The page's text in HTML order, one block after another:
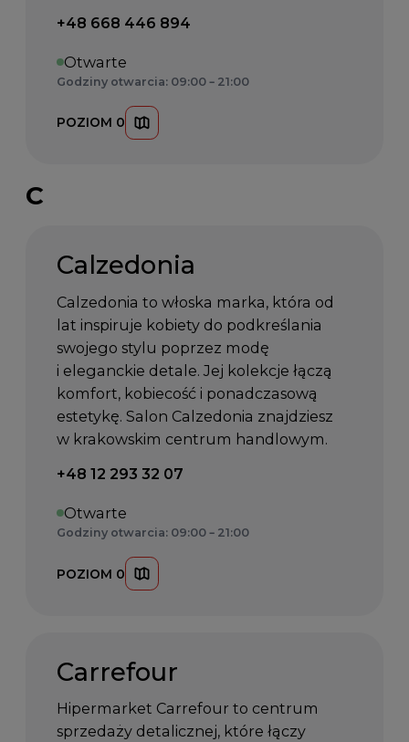
Telefon kontaktowy:
+48 668 446 894
Otwarte
Godziny otwarcia: 09:00 – 21:00
POZIOM 0
C
Calzedonia
Calzedonia to włoska marka, która od
lat inspiruje kobiety do podkreślania
swojego stylu poprzez modę
i eleganckie detale. Jej kolekcje łączą
komfort, kobiecość i ponadczasową
estetykę. Salon Calzedonia znajdziesz
w krakowskim centrum handlowym.
Telefon kontaktowy:
+48 12 293 32 07
Otwarte
Godziny otwarcia: 09:00 – 21:00
POZIOM 0
Carrefour
Hipermarket Carrefour to centrum
sprzedaży detalicznej, które łączy